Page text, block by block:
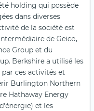
holding qui possède
dans diverses
de la société est
de Geico,
Group et du
Berkshire a utilisé les
ces activités et
Burlington Northern
Hathaway Energy
et les